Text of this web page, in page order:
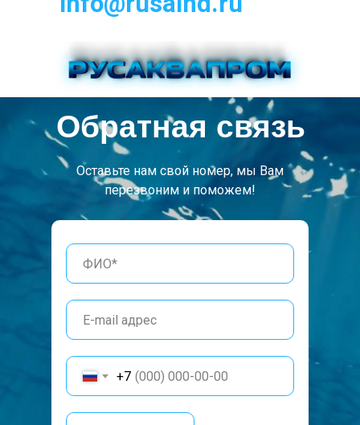
Обратная связь
+7
Оставьте нам свой номер, мы Вам
перезвоним и поможем!